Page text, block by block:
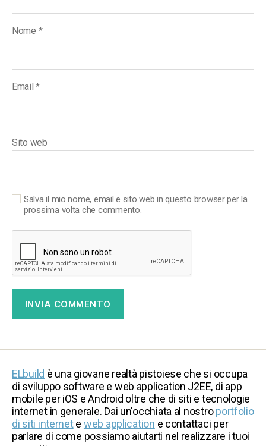
Nome *
Email*
Sito web
Salva il mio nome, email e sito web in questo browser per la
prossima volta che commento.
ELbuild è una giovane realtà pistoiese che si occupa
di sviluppo software e web application J2EE, di app
mobile per iOS e Android oltre che di siti e tecnologie
internet in generale. Dai un'occhiata al nostroportfolio
di siti internete web application e contattaci per
parlare di come possiamo aiutarti nel realizzare i tuoi